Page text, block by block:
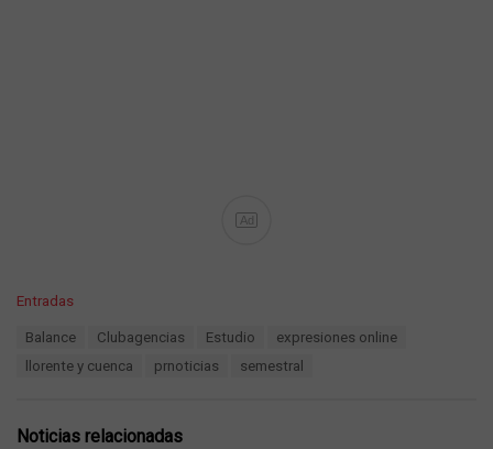
Ad
C
i
Entradas
Balance Clubagencias Estudio
expresiones online
llorente y cuenca
prnoticias semestral
Noticias relacionadas